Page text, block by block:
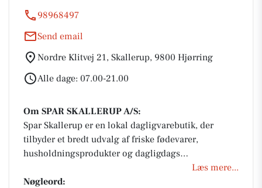
98968497
Send email
Nordre Klitvej 21, Skallerup, 9800 Hjørring
Alle dage: 07.00-21.00
Om SPAR SKALLERUP A/S:
Spar Skallerup er en lokal dagligvarebutik, der
tilbyder et bredt udvalg af friske fødevarer,
husholdningsprodukter og dagligdags
fornødenheder. Butikken er kendt for sin venlige
atmosfære og gode kundeservice, hvor personalet
Læs mere...
Nøgleord: